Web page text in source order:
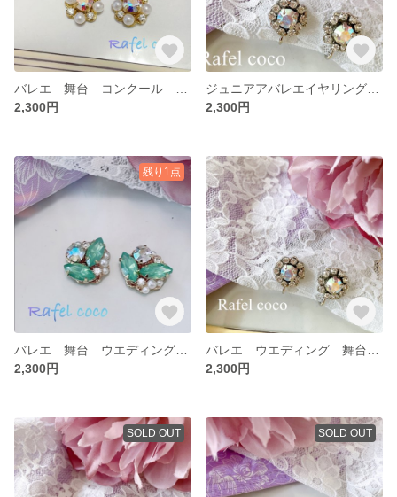
2,300円
2,300円
残り1点
2,300円
2,300円
SOLD OUT SOLD OUT